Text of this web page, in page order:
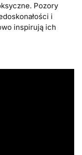
Pozory
i
inspirują ich